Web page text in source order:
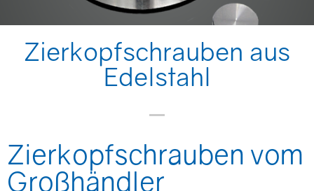
Zierkopfschrauben aus
Edelstahl
Zierkopfschrauben vom
Großhändler